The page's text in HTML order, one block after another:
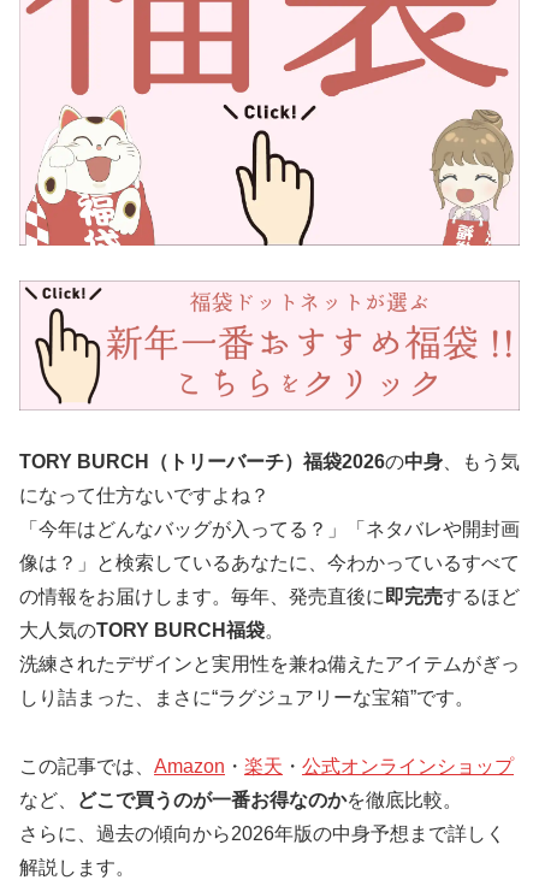
TORY BURCH（トリーバーチ）福袋2026の中身 、もう気
になって仕方ないですよね？
「今年はどんなバッグが入ってる？」「ネタバレや開封画
像は？」と検索しているあなたに、今わかっているすべて
の情報をお届けします。毎年、発売直後に 即完売するほど
大人気のTORY BURCH福袋。
洗練されたデザインと実用性を兼ね備えたアイテムがぎっ
しり詰まった、まさに“ラグジュアリーな宝箱”です。
この記事では、 Amazon ・ 楽天 ・ 公式オンラインショップ
など、
どこで買うのが一番お得なのかを徹底比較。
さらに、過去の傾向から2026年版の中身予想まで詳しく
解説します。